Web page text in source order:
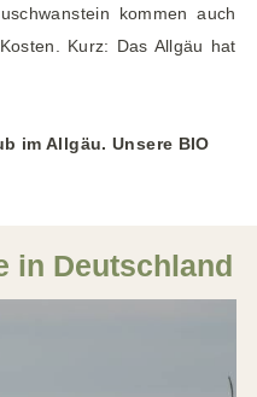
kommen auch
Kurz: Das Allgäu hat
im Allgäu. Unsere BIO
in Deutschland